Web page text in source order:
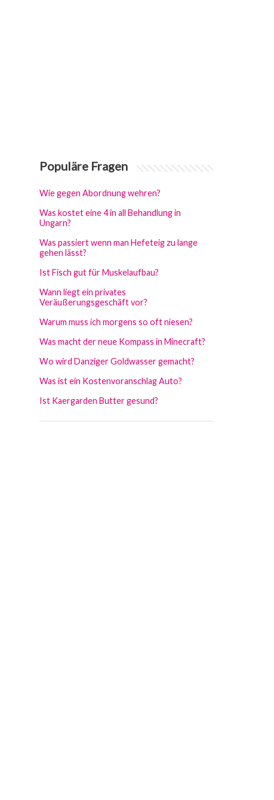
Populäre Fragen
Wie gegen Abordnung wehren?
Was kostet eine 4 in all Behandlung in
Ungarn?
Was passiert wenn man Hefeteig zu lange
gehen lässt?
Ist Fisch gut für Muskelaufbau?
Wann liegt ein privates
Veräußerungsgeschäft vor?
Warum muss ich morgens so oft niesen?
Was macht der neue Kompass in Minecraft?
Wo wird Danziger Goldwasser gemacht?
Was ist ein Kostenvoranschlag Auto?
Ist Kaergarden Butter gesund?